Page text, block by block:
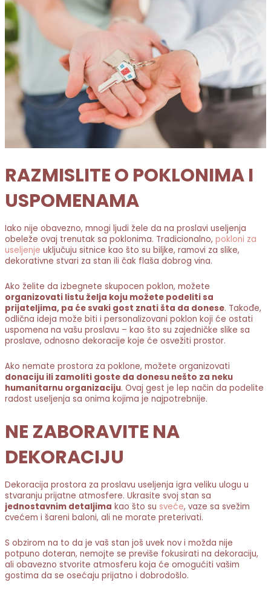
RAZMISLITE O POKLONIMA I
USPOMENAMA
Iako nije obavezno, mnogi ljudi žele da na proslavi useljenja
obeleže ovaj trenutak sa poklonima. Tradicionalno, pokloni za
useljenje uključuju sitnice kao što su biljke, ramovi za slike,
dekorativne stvari za stan ili čak flaša dobrog vina.
Ako želite da izbegnete skupocen poklon, možete
organizovati listu želja koju možete podeliti sa
prijateljima, pa će svaki gost znati šta da donese. Takođe,
odlična ideja može biti i personalizovani poklon koji će ostati
uspomena na vašu proslavu – kao što su zajedničke slike sa
proslave, odnosno dekoracije koje će osvežiti prostor.
Ako nemate prostora za poklone, možete organizovati
donaciju ili zamoliti goste da donesu nešto za neku
humanitarnu organizaciju. Ovaj gest je lep način da podelite
radost useljenja sa onima kojima je najpotrebnije.
NE ZABORAVITE NA
DEKORACIJU
Dekoracija prostora za proslavu useljenja igra veliku ulogu u
stvaranju prijatne atmosfere. Ukrasite svoj stan sa
jednostavnim detaljima kao što su sveće, vaze sa svežim
cvećem i šareni baloni, ali ne morate preterivati.
S obzirom na to da je vaš stan još uvek nov i možda nije
potpuno doteran, nemojte se previše fokusirati na dekoraciju,
ali obavezno stvorite atmosferu koja će omogućiti vašim
gostima da se osećaju prijatno i dobrodošlo.